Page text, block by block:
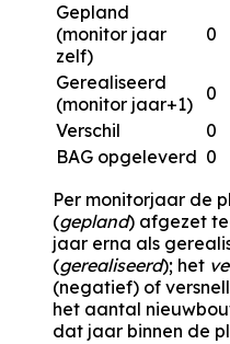
Gepland
(monitor jaar
zelf)
0
Gerealiseerd
(monitor jaar+1)
0
Verschil
0
BAG opgeleverd 0
Per monitorjaar de
(gepland) afgezet
jaar erna als
(gerealiseerd); het
(negatief) of
het aantal
dat jaar binnen de